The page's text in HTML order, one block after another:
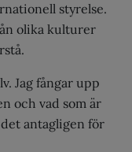
styrelse.
olika kulturer
Jag fångar upp
och vad som är
antagligen för